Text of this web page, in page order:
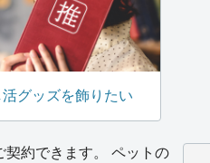
グッズを飾りたい
契約できます。 ペットの